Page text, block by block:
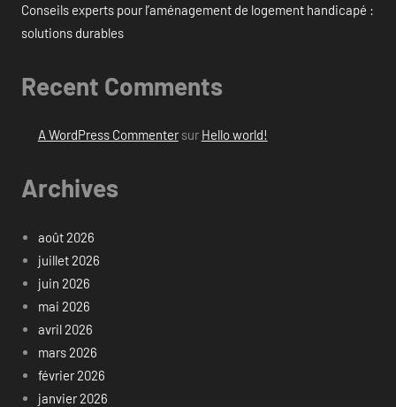
Conseils experts pour l’aménagement de logement handicapé :
solutions durables
Recent Comments
A WordPress Commentersur Hello world!
Archives
août 2026
juillet 2026
juin 2026
mai 2026
avril 2026
mars 2026
février 2026
janvier 2026